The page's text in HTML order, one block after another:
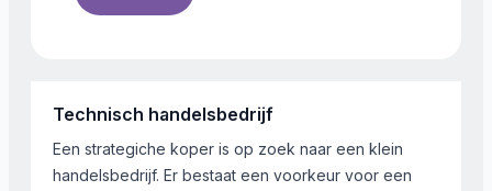
Technisch handelsbedrijf
Een strategiche koper is op zoek naar een klein
handelsbedrijf. Er bestaat een voorkeur voor een